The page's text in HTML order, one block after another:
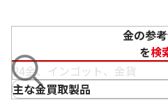
金の参
を検
主な金買取製品